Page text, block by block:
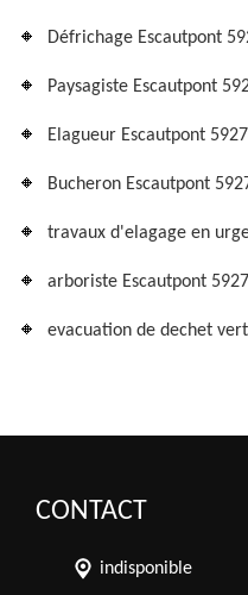
Défrichage Escautpont
Paysagiste Escautpont
Elagueur Escautpont
Bucheron Escautpont
travaux d'elagage en
arboriste Escautpont
evacuation de dechet
CONTACT
indisponible